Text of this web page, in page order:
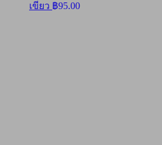
เขียว ฿95.00